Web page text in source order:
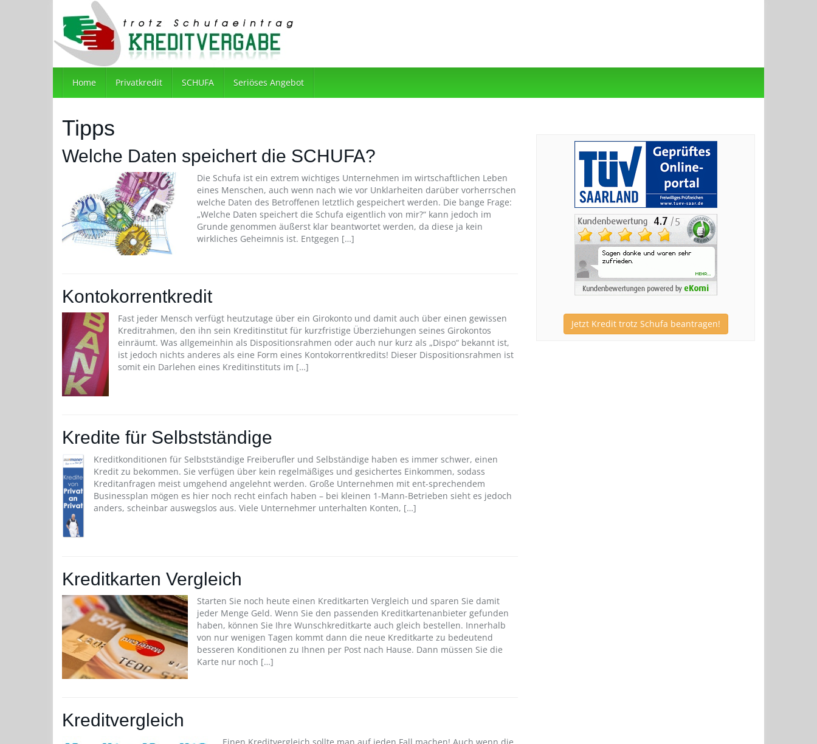
Home Privatkredit SCHUFA Seriöses Angebot
Tipps
Welche Daten speichert die SCHUFA?
Die Schufa ist ein extrem wichtiges Unternehmen im wirtschaftlichen Leben
eines Menschen, auch wenn nach wie vor Unklarheiten darüber vorherrschen
welche Daten des Betroffenen letztlich gespeichert werden. Die bange Frage:
„Welche Daten speichert die Schufa eigentlich von mir?“ kann jedoch im
Grunde genommen äußerst klar beantwortet werden, da diese ja kein
wirkliches Geheimnis ist. Entgegen […]
Kontokorrentkredit
Fast jeder Mensch verfügt heutzutage über ein Girokonto und damit auch über einen gewissen
Kreditrahmen, den ihn sein Kreditinstitut für kurzfristige Überziehungen seines Girokontos
einräumt. Was allgemeinhin als Dispositionsrahmen oder auch nur kurz als „Dispo“ bekannt ist,
ist jedoch nichts anderes als eine Form eines Kontokorrentkredits! Dieser Dispositionsrahmen ist
somit ein Darlehen eines Kreditinstituts im […]
Kredite für Selbstständige
Kreditkonditionen für Selbstständige Freiberufler und Selbständige haben es immer schwer, einen
Kredit zu bekommen. Sie verfügen über kein regelmäßiges und gesichertes Einkommen, sodass
Kreditanfragen meist umgehend angelehnt werden. Große Unternehmen mit ent-sprechendem
Businessplan mögen es hier noch recht einfach haben – bei kleinen 1-Mann-Betrieben sieht es jedoch
anders, scheinbar auswegslos aus. Viele Unternehmer unterhalten Konten, […]
Kreditkarten Vergleich
Starten Sie noch heute einen Kreditkarten Vergleich und sparen Sie damit
jeder Menge Geld. Wenn Sie den passenden Kreditkartenanbieter gefunden
haben, können Sie Ihre Wunschkreditkarte auch gleich bestellen. Innerhalb
von nur wenigen Tagen kommt dann die neue Kreditkarte zu bedeutend
besseren Konditionen zu Ihnen per Post nach Hause. Dann müssen Sie die
Karte nur noch […]
Kreditvergleich
Einen Kreditvergleich sollte man auf jeden Fall machen! Auch wenn die
Jetzt Kredit trotz Schufa beantragen!